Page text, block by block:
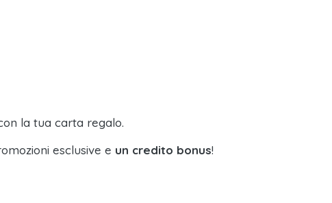
la tua carta regalo.
esclusive e un credito bonus!